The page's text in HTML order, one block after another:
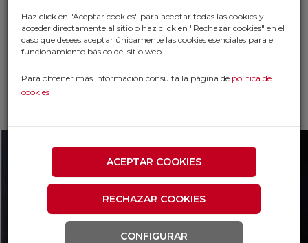
CAJAS FUERTES FAC
Inicio
Productos
DROGUERIA
CAJAS FUERTES Y DE CAUDALES
Haz click en "Aceptar cookies" para aceptar todas las cookies y
acceder directamente al sitio o haz click en "Rechazar cookies" en el
caso que desees aceptar únicamente las cookies esenciales para el
funcionamiento básico del sitio web.
Para obtener más información consulta la página de política de
cookies
ACEPTAR COOKIES
RECHAZAR COOKIES
CONFIGURAR